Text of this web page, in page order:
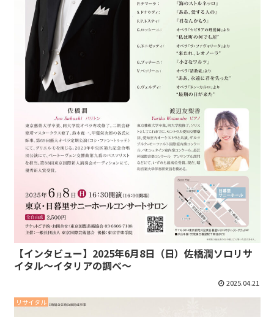
【インタビュー】2025年6月8日（日）佐橋潤ソロリサ
イタル～イタリアの調べ～
2025.04.21
リサイタル